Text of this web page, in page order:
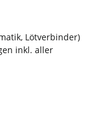
Lötverbinder)
inkl. aller